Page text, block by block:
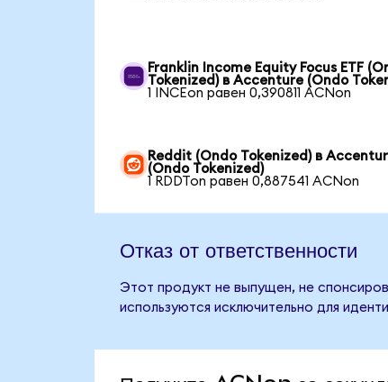
Franklin Income Equity Focus ETF
Tokenized) в Accenture (Ondo
1 INCEon равен 0,390811 ACNon
Reddit (Ondo Tokenized) в
(Ondo Tokenized)
1 RDDTon равен 0,887541 ACNon
Отказ от ответственности
Этот продукт не выпущен, не
используются исключительно для